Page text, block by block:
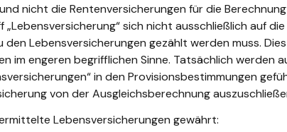
nicht die Rentenversicherungen für die
sich nicht ausschließlich auf
Lebensversicherungen gezählt werden muss.
im engeren begrifflichen Sinne. Tatsächlich werden
in den Provisionsbestimmungen
von der Ausgleichsberechnung
Lebensversicherungen gewährt: